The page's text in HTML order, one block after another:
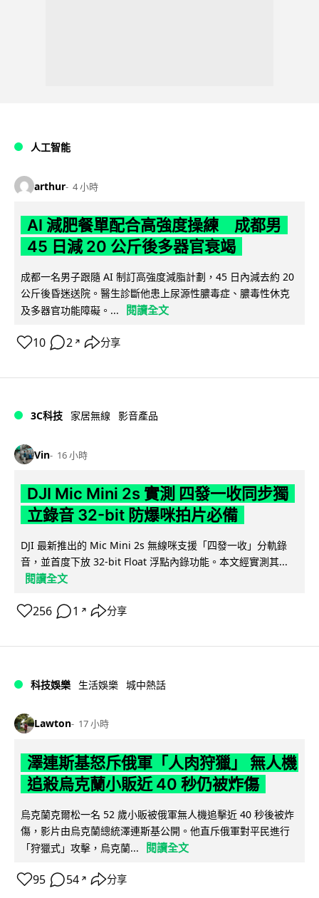
人工智能
arthur 4 小時
AI 減肥餐單配合高強度操練 成都男
45 日減 20 公斤後多器官衰竭
成都一名男子跟隨 AI 制訂高強度減脂計劃，45 日內減去約 20
公斤後昏迷送院。醫生診斷他患上尿源性膿毒症、膿毒性休克
及多器官功能障礙。...
閱讀全文
10 2 ↗ 分享
3C科技 家居無線 影音產品
Vin 16 小時
DJI Mic Mini 2s 實測 四發一收同步獨
立錄音 32-bit 防爆咪拍片必備
DJI 最新推出的 Mic Mini 2s 無線咪支援「四發一收」分軌錄
音，並首度下放 32-bit Float 浮點內錄功能。本文經實測其...
閱讀全文
256 1 ↗ 分享
科技娛樂 生活娛樂 城中熱話
Lawton 17 小時
澤連斯基怒斥俄軍「人肉狩獵」 無人機
追殺烏克蘭小販近 40 秒仍被炸傷
烏克蘭克爾松一名 52 歲小販被俄軍無人機追擊近 40 秒後被炸
傷，影片由烏克蘭總統澤連斯基公開。他直斥俄軍對平民進行
「狩獵式」攻擊，烏克蘭...
閱讀全文
95 54 ↗ 分享